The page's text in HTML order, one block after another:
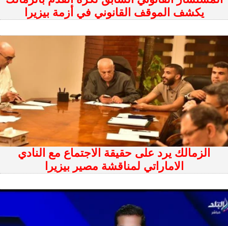
يكشف الموقف القانوني في أزمة بيزيرا
الزمالك يرد على حقيقة الاجتماع مع النادي
الاماراتي لمناقشة مصير بيزيرا